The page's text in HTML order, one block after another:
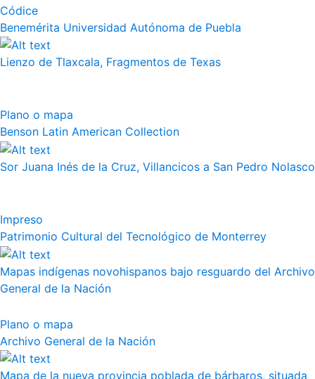
Códice
Benemérita Universidad Autónoma de Puebla
Lienzo de Tlaxcala, Fragmentos de Texas
Plano o mapa
Benson Latin American Collection
Sor Juana Inés de la Cruz, Villancicos a San Pedro Nolasco
Impreso
Patrimonio Cultural del Tecnológico de Monterrey
Mapas indígenas novohispanos bajo resguardo del Archivo
General de la Nación
Plano o mapa
Archivo General de la Nación
Mapa de la nueva provincia poblada de bárbaros, situada